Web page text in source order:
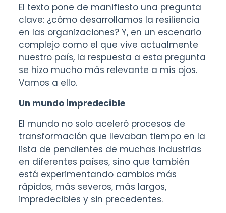
El texto pone de manifiesto una pregunta
clave: ¿cómo desarrollamos la resiliencia
en las organizaciones? Y, en un escenario
complejo como el que vive actualmente
nuestro país, la respuesta a esta pregunta
se hizo mucho más relevante a mis ojos.
Vamos a ello.
Un mundo impredecible
El mundo no solo aceleró procesos de
transformación que llevaban tiempo en la
lista de pendientes de muchas industrias
en diferentes países, sino que también
está experimentando cambios más
rápidos, más severos, más largos,
impredecibles y sin precedentes.